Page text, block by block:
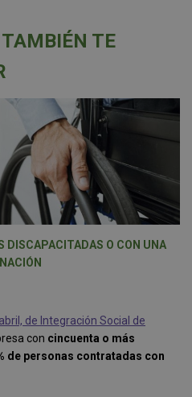
TE
DISCAPACITADAS O CON UNA
de Integración Social de
con cincuenta o más
de personas contratadas con